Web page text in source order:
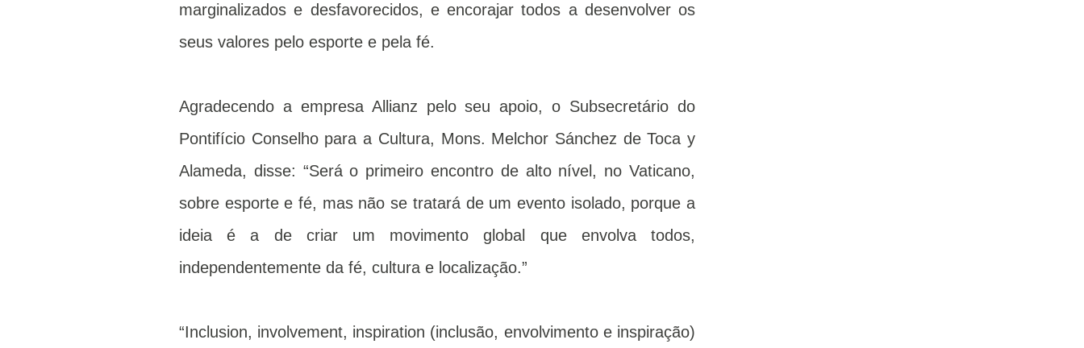
marginalizados e desfavorecidos, e encorajar todos a desenvolver os
seus valores pelo esporte e pela fé.
Agradecendo a empresa Allianz pelo seu apoio, o Subsecretário do
Pontifício Conselho para a Cultura, Mons. Melchor Sánchez de Toca y
Alameda, disse: “Será o primeiro encontro de alto nível, no Vaticano,
sobre esporte e fé, mas não se tratará de um evento isolado, porque a
ideia é a de criar um movimento global que envolva todos,
independentemente da fé, cultura e localização.”
“Inclusion, involvement, inspiration (inclusão, envolvimento e inspiração)